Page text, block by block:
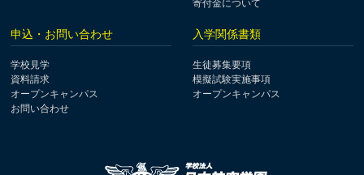
寄付金について
申込・お問い合わせ
学校見学
資料請求
オープンキャンパス
お問い合わせ
入学関係書類
生徒募集要項
模擬試験実施事項
オープンキャンパス